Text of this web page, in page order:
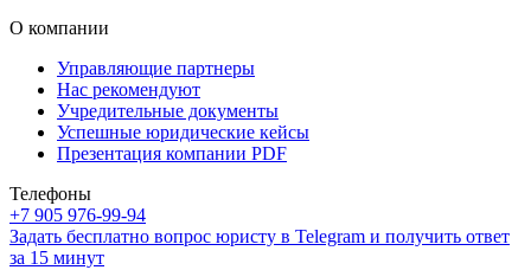
О компании
Управляющие партнеры
Нас рекомендуют
Учредительные документы
Успешные юридические кейсы
Презентация компании PDF
Телефоны
+7 905 976-99-94
Задать бесплатно вопрос юристу в Telegram и получить ответ
за 15 минут